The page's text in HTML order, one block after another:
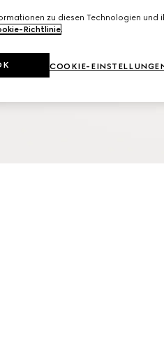
zu diesen Technologien und
Richtlinie.
COOKIE-